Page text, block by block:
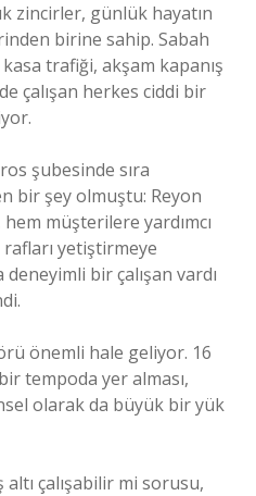
zincirler, günlük hayatın
birine sahip. Sabah
trafiği, akşam kapanış
çalışan herkes ciddi bir
şubesinde sıra
bir şey olmuştu: Reyon
müşterilere yardımcı
yetiştirmeye
deneyimli bir çalışan vardı
önemli hale geliyor. 16
tempoda yer alması,
olarak da büyük bir yük
çalışabilir mi sorusu,